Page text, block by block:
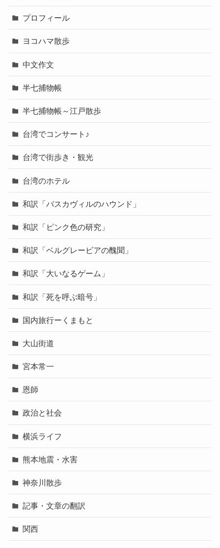
プロフィール
ヨコハマ散歩
中文作文
半七捕物帳
半七捕物帳～江戸散歩
台湾でコンサート♪
台湾で街歩き・観光
台湾のホテル
和訳「バスカヴィルのハウンド」
和訳「ピンク色の研究」
和訳「ベルグレービアの醜聞」
和訳「大いなるゲーム」
和訳「死を呼ぶ暗号」
国内旅行ーくまもと
大山街道
宮本常一
恩師
政治と社会
横浜ライフ
熊本地震・水害
神奈川散歩
記事・文章の翻訳
関西